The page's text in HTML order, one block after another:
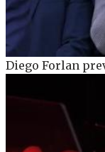
Diego Forlan